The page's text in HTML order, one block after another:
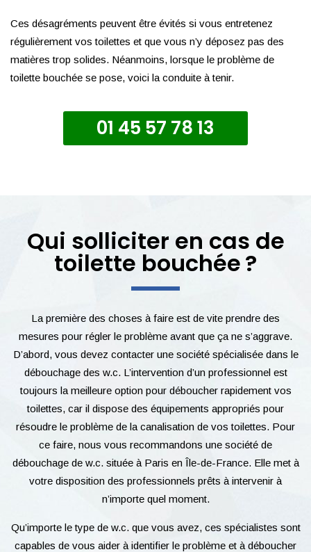
Ces désagréments peuvent être évités si vous entretenez
régulièrement vos toilettes et que vous n’y déposez pas des
matières trop solides. Néanmoins, lorsque le problème de
toilette bouchée se pose, voici la conduite à tenir.
01 45 57 78 13
Qui solliciter en cas de
toilette bouchée ?
La première des choses à faire est de vite prendre des
mesures pour régler le problème avant que ça ne s’aggrave.
D’abord, vous devez contacter une société spécialisée dans le
débouchage des w.c. L’intervention d’un professionnel est
toujours la meilleure option pour déboucher rapidement vos
toilettes, car il dispose des équipements appropriés pour
résoudre le problème de la canalisation de vos toilettes. Pour
ce faire, nous vous recommandons une société de
débouchage de w.c. située à Paris en Île-de-France. Elle met à
votre disposition des professionnels prêts à intervenir à
n’importe quel moment.
Qu’importe le type de w.c. que vous avez, ces spécialistes sont
capables de vous aider à identifier le problème et à déboucher